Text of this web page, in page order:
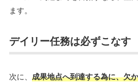
ます。
デイリー任務は必ずこなす
次に、成果地点へ到達する為に、欠